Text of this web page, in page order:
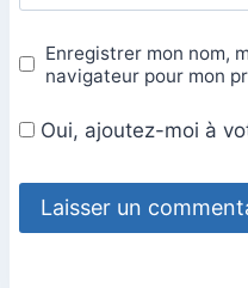
Enregistrer mon nom,
navigateur pour mon
Oui, ajoutez-moi à